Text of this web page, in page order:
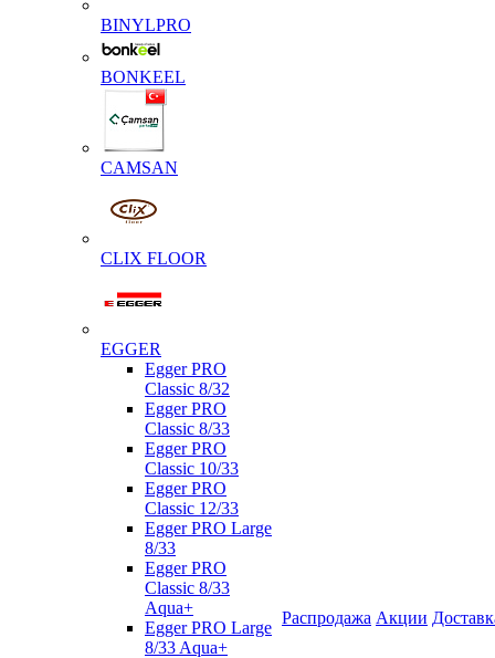
BINYLPRO
BONKEEL
CAMSAN
CLIX FLOOR
EGGER
Egger PRO
Classic 8/32
Egger PRO
Classic 8/33
Egger PRO
Classic 10/33
Egger PRO
Classic 12/33
Egger PRO Large
8/33
Egger PRO
Classic 8/33
Aqua+
Egger PRO Large
8/33 Aqua+
Распродажа Акции